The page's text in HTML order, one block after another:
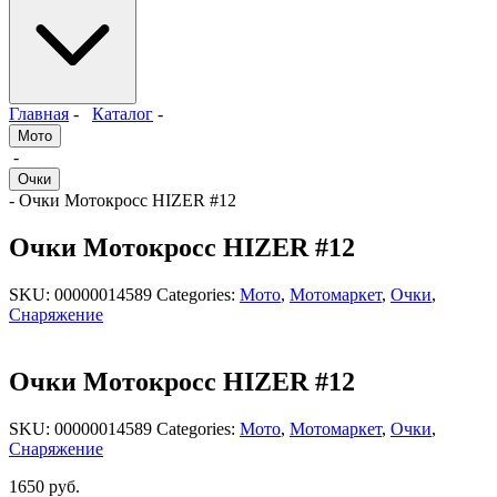
Главная - Каталог -
Мото
-
Очки
- Очки Мотокросс HIZER #12
Очки Мотокросс HIZER #12
SKU: 00000014589 Categories: Мото, Мотомаркет, Очки,
Снаряжение
Очки Мотокросс HIZER #12
SKU: 00000014589 Categories: Мото, Мотомаркет, Очки,
Снаряжение
1650 руб.